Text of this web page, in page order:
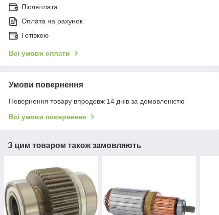
Післяплата
Оплата на рахунок
Готівкою
Всі умови оплати
Умови повернення
Повернення товару впродовж 14 днів за домовленістю
Всі умови повернення
З цим товаром також замовляють